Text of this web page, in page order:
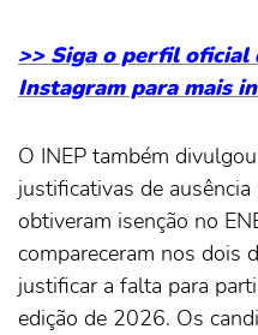
>> Siga o perfil oficial
Instagram para mais
O INEP também
justificativas de
obtiveram isenção no
compareceram nos dois
justificar a falta para
edição de 2026. Os